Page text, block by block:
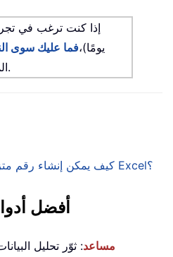
يومًا)،فما عليك سوى
المذكورة أعلاه لتطبيق العملية.
كيف يمكن إنشاء رقم متزايد مع نص أو داخله في Excel؟
أفضل
KUTOOLS AI مساعد: ثوّر تحليل